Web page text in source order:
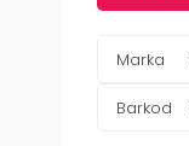
Marka
Barkod